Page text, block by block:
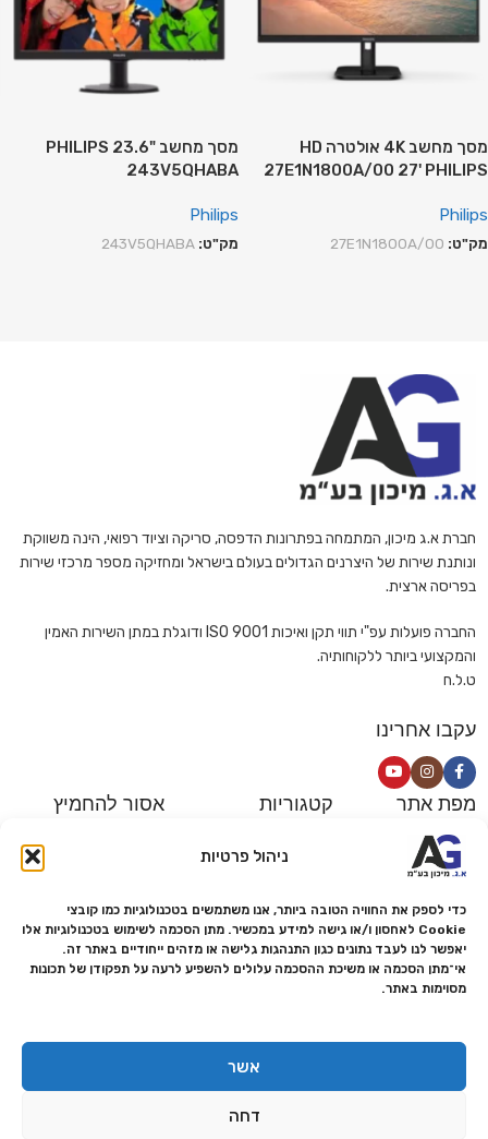
ניהול פרטיות
כדי לספק את החוויה הטובה ביותר, אנו משתמשים בטכנולוגיות כמו קובצי
Cookie לאחסון ו/או גישה למידע במכשיר. מתן הסכמה לשימוש בטכנולוגיות אלו
יאפשר לנו לעבד נתונים כגון התנהגות גלישה או מזהים ייחודיים באתר זה.
אי־מתן הסכמה או משיכת ההסכמה עלולים להשפיע לרעה על תפקודן של תכונות
מסוימות באתר.
אשר
דחה
מסך מחשב 4K‏ אולטרה HD
27E1N1800A/00 27' PHILIPS
Philips
מק"ט: 27E1N1800A/00
מסך מחשב PHILIPS 23.6"
243V5QHABA
Philips
מק"ט: 243V5QHABA
חברת א.ג מיכון, המתמחה בפתרונות הדפסה, סריקה וציוד רפואי, הינה משווקת
ונותנת שירות של היצרנים הגדולים בעולם בישראל ומחזיקה מספר מרכזי שירות
בפריסה ארצית.
החברה פועלות עפ"י תווי תקן ואיכות ISO 9001 ודוגלת במתן השירות האמין
והמקצועי ביותר ללקוחותיה.
ט.ל.ח
עקבו אחרינו
מפת אתר
צור קשר
אודות
סניפים
משלוחים ואיסוף עצמי
מדריכים ומאמרים
קטגוריות
פתרונות הקרנה ומולטימדיה
פתרונות סריקה
אסור להחמיץ
כלי חישוב